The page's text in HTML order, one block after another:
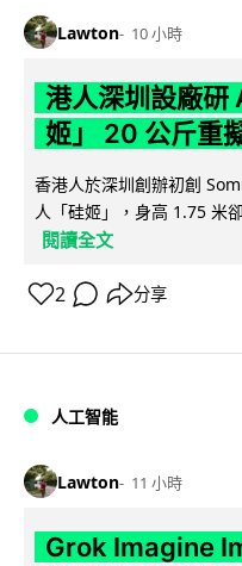
Lawton 10 小時
港人深圳設廠研
姬」 20 公斤重
香港人於深圳創辦初創
人「硅姬」，身高 1.75 米
閱讀全文
2 分享
人工智能
Lawton 11 小時
Grok Imagine